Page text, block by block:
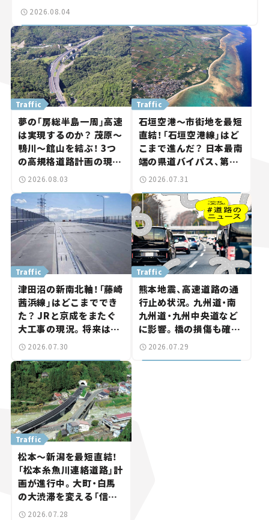
2026.08.04
Traffic
夢の「房総半島一周」高速
は実現するのか？ 茂原～
鴨川～館山を結ぶ！ 3つ
の高規格道路計画の現
状。「館山鴨川道路」で検
路計画】
2026.08.03
Traffic
石垣空港～市街地を最短
直結！「石垣空港線」はど
こまで進んだ？ 日本最南
端の県道バイパス、第2
工区も延伸開通 【いま気
2026.07.31
Traffic
津田沼の新南北軸！「藤崎
茜浜線」はどこまででき
た？ JRと京成をまたぐ
大工事の現況。将来は
「習志野～鎌ケ谷」を最短
計画】
2026.07.30
Traffic
熊本地震、高速道路の通
行止め状況。九州道・南
九州道・九州中央道など
に影響。橋の損傷も確認
【道路のニュース】
2026.07.29
Traffic
松本～新潟を最短直結！
「松本糸魚川連絡道路」計
画が進行中。大町・白馬
の大渋滞を変える「信号
ゼロ」バイパスも事業化
2026.07.28